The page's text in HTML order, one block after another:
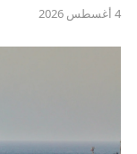
4 أغسطس 2026